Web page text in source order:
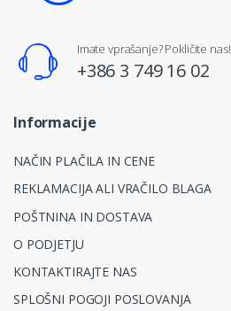
Imate vprašanje? Pokličite nas!
+386 3 749 16 02
Informacije
NAČIN PLAČILA IN CENE
REKLAMACIJA ALI VRAČILO BLAGA
POŠTNINA IN DOSTAVA
O PODJETJU
KONTAKTIRAJTE NAS
SPLOŠNI POGOJI POSLOVANJA